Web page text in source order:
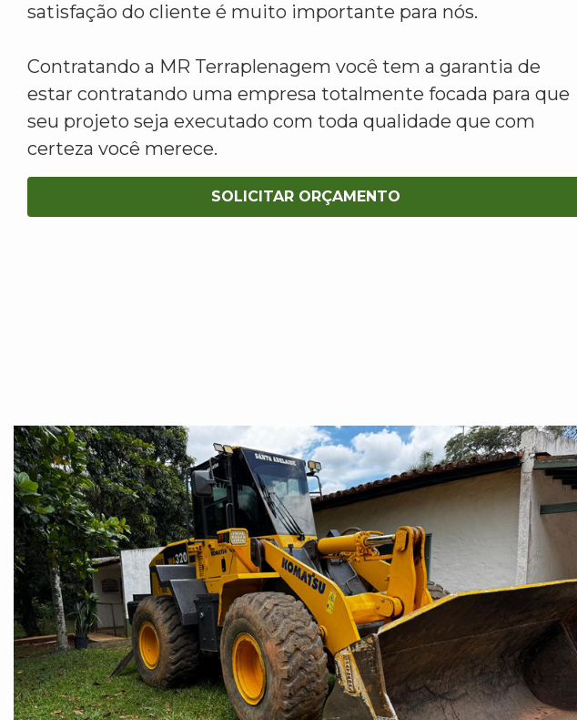
satisfação do cliente é muito importante para nós.
Contratando a MR Terraplenagem você tem a garantia de
estar contratando uma empresa totalmente focada para que
seu projeto seja executado com toda qualidade que com
certeza você merece.
SOLICITAR ORÇAMENTO